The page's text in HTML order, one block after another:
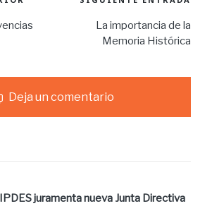
La importancia de la
Memoria Histórica
Deja un comentario
juramenta nueva Junta Directiva